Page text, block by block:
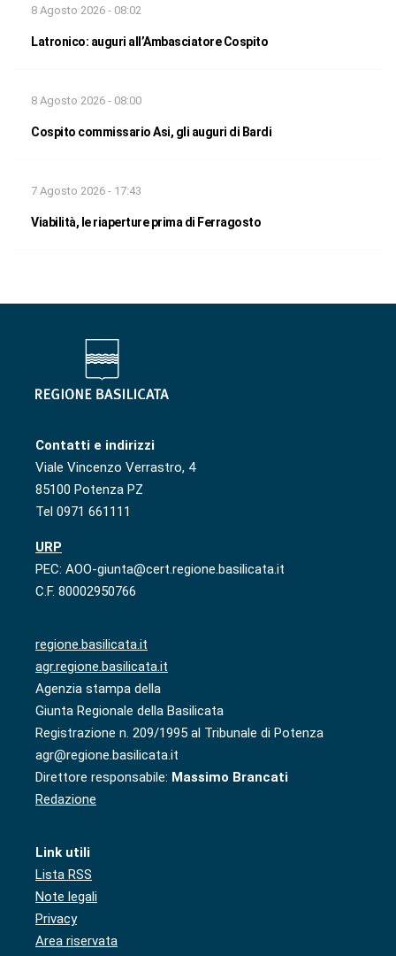
8 Agosto 2026 - 08:02
Latronico: auguri all’Ambasciatore Cospito
8 Agosto 2026 - 08:00
Cospito commissario Asi, gli auguri di Bardi
7 Agosto 2026 - 17:43
Viabilità, le riaperture prima di Ferragosto
Contatti e indirizzi
Viale Vincenzo Verrastro, 4
85100 Potenza PZ
Tel 0971 661111
URP
PEC: AOO-giunta@cert.regione.basilicata.it
C.F. 80002950766
regione.basilicata.it
agr.regione.basilicata.it
Agenzia stampa della
Giunta Regionale della Basilicata
Registrazione n. 209/1995 al Tribunale di Potenza
agr@regione.basilicata.it
Direttore responsabile: Massimo Brancati
Redazione
Link utili
Lista RSS
Note legali
Privacy
Area riservata